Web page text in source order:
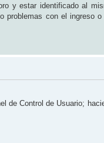
y estar identificado al
problemas con el ingreso
de Control de Usuario;